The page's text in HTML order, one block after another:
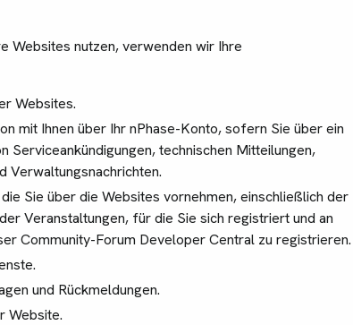
Websites nutzen, verwenden wir Ihre
Websites.
mit Ihnen über Ihr nPhase-Konto, sofern Sie über ein
technischen Mitteilungen,
Verwaltungsnachrichten.
Sie über die Websites vornehmen, einschließlich der
Veranstaltungen, für die Sie sich registriert und an
Community-Forum Developer Central zu registrieren.
und Rückmeldungen.
Website.